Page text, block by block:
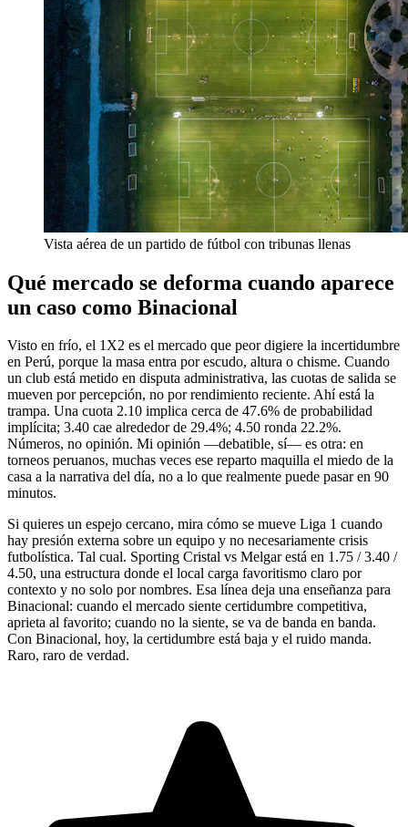
Vista aérea de un partido de fútbol con tribunas llenas
Qué mercado se deforma cuando aparece
un caso como Binacional
Visto en frío, el 1X2 es el mercado que peor digiere la incertidumbre
en Perú, porque la masa entra por escudo, altura o chisme. Cuando
un club está metido en disputa administrativa, las cuotas de salida se
mueven por percepción, no por rendimiento reciente. Ahí está la
trampa. Una cuota 2.10 implica cerca de 47.6% de probabilidad
implícita; 3.40 cae alrededor de 29.4%; 4.50 ronda 22.2%.
Números, no opinión. Mi opinión —debatible, sí— es otra: en
torneos peruanos, muchas veces ese reparto maquilla el miedo de la
casa a la narrativa del día, no a lo que realmente puede pasar en 90
minutos.
Si quieres un espejo cercano, mira cómo se mueve Liga 1 cuando
hay presión externa sobre un equipo y no necesariamente crisis
futbolística. Tal cual. Sporting Cristal vs Melgar está en 1.75 / 3.40 /
4.50, una estructura donde el local carga favoritismo claro por
contexto y no solo por nombres. Esa línea deja una enseñanza para
Binacional: cuando el mercado siente certidumbre competitiva,
aprieta al favorito; cuando no la siente, se va de banda en banda.
Con Binacional, hoy, la certidumbre está baja y el ruido manda.
Raro, raro de verdad.